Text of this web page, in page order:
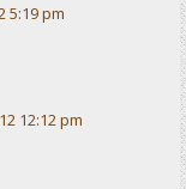
5:19 pm
12:12 pm